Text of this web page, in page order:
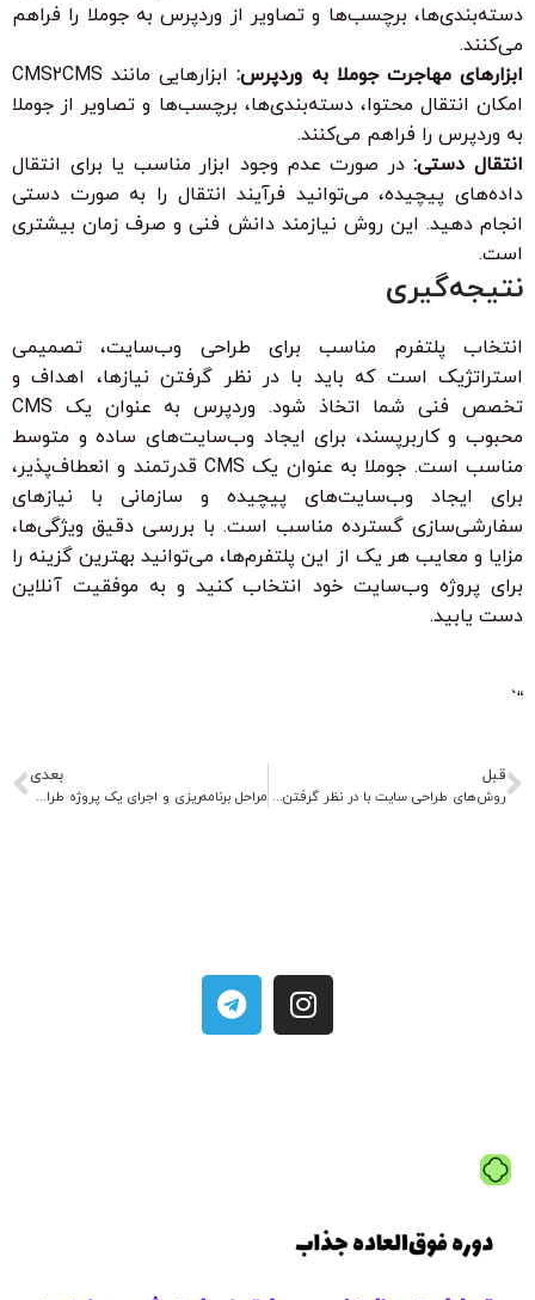
دسته‌بندی‌ها، برچسب‌ها و تصاویر از وردپرس به جوملا را فراهم
می‌کنند.
ابزارهای مهاجرت جوملا به وردپرس:
ابزارهایی مانند CMS2CMS
امکان انتقال محتوا، دسته‌بندی‌ها، برچسب‌ها و تصاویر از جوملا
به وردپرس را فراهم می‌کنند.
انتقال دستی:در صورت عدم وجود ابزار مناسب یا برای انتقال
داده‌های پیچیده، می‌توانید فرآیند انتقال را به صورت دستی
انجام دهید. این روش نیازمند دانش فنی و صرف زمان بیشتری
است.
نتیجه‌گیری
انتخاب پلتفرم مناسب برای طراحی وب‌سایت، تصمیمی
استراتژیک است که باید با در نظر گرفتن نیازها، اهداف و
تخصص فنی شما اتخاذ شود. وردپرس به عنوان یک CMS
محبوب و کاربرپسند، برای ایجاد وب‌سایت‌های ساده و متوسط
مناسب است. جوملا به عنوان یک CMS قدرتمند و انعطاف‌پذیر،
برای ایجاد وب‌سایت‌های پیچیده و سازمانی با نیازهای
سفارشی‌سازی گسترده مناسب است. با بررسی دقیق ویژگی‌ها،
مزایا و معایب هر یک از این پلتفرم‌ها، می‌توانید بهترین گزینه را
برای پروژه وب‌سایت خود انتخاب کنید و به موفقیت آنلاین
دست یابید.
“`
قبل
روش‌های طراحی سایت با در نظر گرفتن تجربه کاربری (UX)
بعدی
مراحل برنامه‌ریزی و اجرای یک پروژه طراحی سایت موفق